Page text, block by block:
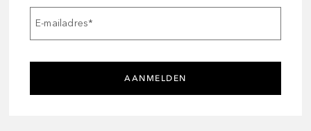
E-mailadres*
AANMELDEN